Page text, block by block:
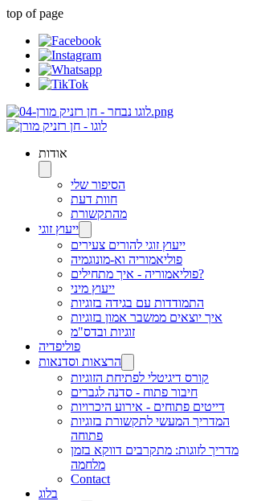
top of page
אודות
הסיפור שלי
חוות דעת
מהתקשורת
ייעוץ זוגי
ייעוץ זוגי להורים צעירים
פוליאמוריה וא-מונוגמיה
פוליאמוריה - איך מתחילים?
ייעוץ מיני
התמודדות עם בגידה בזוגיות
איך יוצאים ממשבר אמון בזוגיות
זוגיות ובדס"מ
פוליפדיה
הרצאות וסדנאות
קורס דיגיטלי לפתיחת הזוגיות
חיבור פתוח - סדנה לגברים
דייטים פתוחים - אירוע היכרויות
המדריך המעשי לתקשורת בזוגיות
פתוחה
מדריך לזוגות: מתקרבים דווקא בזמן
מלחמה
Contact
בלוג